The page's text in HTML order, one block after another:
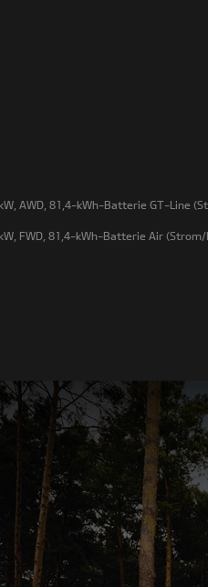
AWD, 81,4-kWh-Batterie GT-Line
FWD, 81,4-kWh-Batterie Air (Strom/